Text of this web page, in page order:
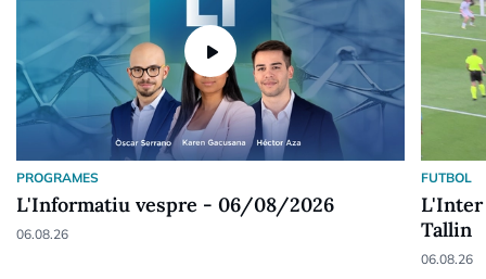
play_arrow
PROGRAMES
L'Informatiu vespre - 06/08/2026
06.08.26
FUTBOL
L'Inter
Tallin
06.08.26